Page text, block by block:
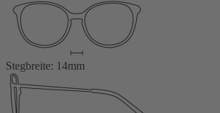
Stegbreite: 14mm